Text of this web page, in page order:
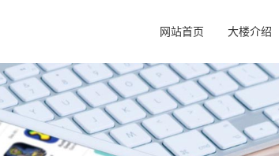
网站首页 大楼介绍